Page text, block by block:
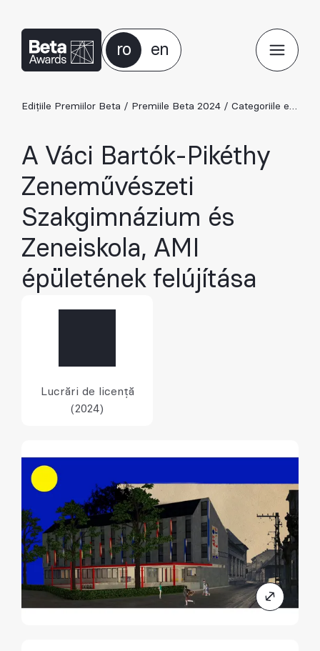
ro en
Edițiile Premiilor Beta / Premiile Beta 2024 / Categoriile ediției 2024
A Váci Bartók-Pikéthy
Zeneművészeti
Szakgimnázium és
Zeneiskola, AMI
épületének felújítása
Lucrări de licență
(2024)